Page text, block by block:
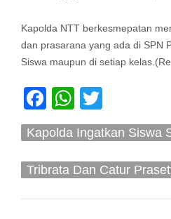
Kapolda NTT berkesmepatan
dan prasarana yang ada di SPN
Siswa maupun di setiap
Facebook
WhatsApp
Kapolda Ingatkan Siswa
Tribrata Dan Catur